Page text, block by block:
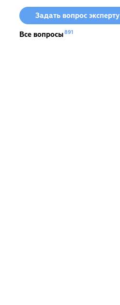
Задать вопрос эксперту
Все вопросы891